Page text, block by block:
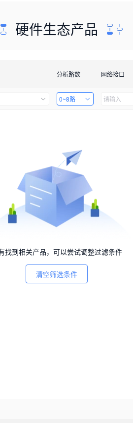
硬件生态产品
分析路数 网络接口
0~8路
找到相关产品，可以尝试调整过滤条件
清空筛选条件